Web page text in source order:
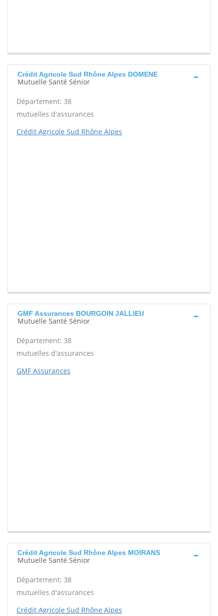
Crédit Agricole Sud Rhône Alpes DOMENE
Mutuelle Santé Sénior
Département: 38
mutuelles d'assurances
Crédit Agricole Sud Rhône Alpes
GMF Assurances BOURGOIN JALLIEU
Mutuelle Santé Sénior
Département: 38
mutuelles d'assurances
GMF Assurances
Crédit Agricole Sud Rhône Alpes MOIRANS
Mutuelle Santé Sénior
Département: 38
mutuelles d'assurances
Crédit Agricole Sud Rhône Alpes